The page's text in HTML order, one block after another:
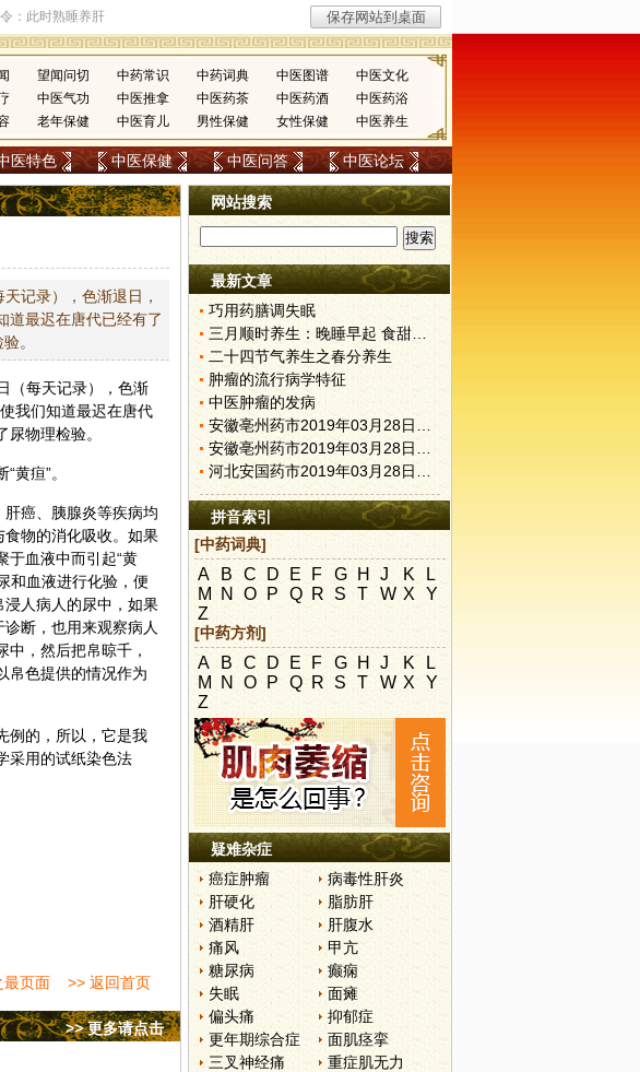
望闻问切 中药常识 中药词典 中医图谱
中医文化
中医气功 中医推拿 中医药茶 中医药酒
中医药浴
老年保健 中医育儿 男性保健 女性保健 中医养生
医特色 中医保健 中医问答 中医论坛
记录），色渐退日，
道最迟在唐代已经有了
。
（每天记录），色渐
我们知道最迟在唐代
物理检验。
“黄疸”。
癌、胰腺炎等疾病均
物的消化吸收。如果
于血液中而引起“黄
和血液进行化验，便
浸人病人的尿中，如果
断，也用来观察病人
，然后把帛晾千，
帛色提供的情况作为
例的，所以，它是我
采用的试纸染色法
最页面 >> 返回首页
>> 更多请点击
网站搜索
最新文章
巧用药膳调失眠
三月顺时养生：晚睡早起 食甜养肝
二十四节气养生之春分养生
肿瘤的流行病学特征
中医肿瘤的发病
安徽亳州药市2019年03月28日快讯
安徽亳州药市2019年03月28日快讯
河北安国药市2019年03月28日快讯
拼音索引
[中药词典]
A B C D E F G H J K
L
M N O P Q R S T W X
Y
Z
[中药方剂]
A B C D E F G H J K
L
M N O P Q R S T W X
Y
Z
疑难杂症
癌症肿瘤
病毒性肝炎
肝硬化
脂肪肝
酒精肝
肝腹水
痛风
甲亢
糖尿病
癫痫
失眠
面瘫
偏头痛
抑郁症
更年期综合症
面肌痉挛
三叉神经痛
重症肌无力